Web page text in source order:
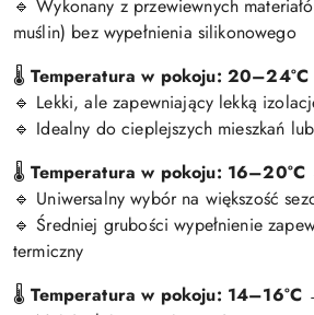
🔹 Wykonany z przewiewnych
muślin) bez wypełnienia silikonowego
🌡 Temperatura w pokoju: 20–24°C
🔹 Lekki, ale zapewniający lekką
🔹 Idealny do cieplejszych mieszkań
🌡 Temperatura w pokoju: 16–20°C
🔹 Uniwersalny wybór na większość
🔹 Średniej grubości wypełnienie
termiczny
🌡 Temperatura w pokoju: 14–16°C